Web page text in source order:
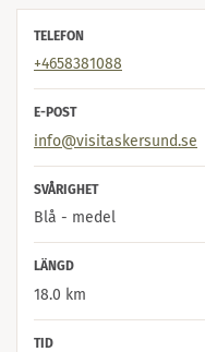
TELEFON
+4658381088
E-POST
info@visitaskersund.se
SVÅRIGHET
Blå - medel
LÄNGD
18.0 km
TID